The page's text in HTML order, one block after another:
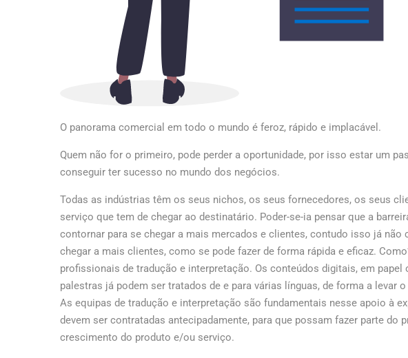
O panorama comercial em todo o mundo é feroz, rápido e implacável.
Quem não for o primeiro, pode perder a oportunidade, por isso estar um
conseguir ter sucesso no mundo dos negócios.
Todas as indústrias têm os seus nichos, os seus fornecedores, os seus
serviço que tem de chegar ao destinatário. Poder-se-ia pensar que a
contornar para se chegar a mais mercados e clientes, contudo isso já não
chegar a mais clientes, como se pode fazer de forma rápida e eficaz.
profissionais de tradução e interpretação. Os conteúdos digitais, em
palestras já podem ser tratados de e para várias línguas, de forma a levar
As equipas de tradução e interpretação são fundamentais nesse apoio à
devem ser contratadas antecipadamente, para que possam fazer parte do
crescimento do produto e/ou serviço.